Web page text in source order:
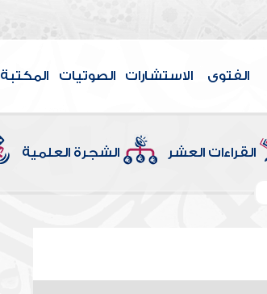
الفتوى الاستشارات الصوتيات المكتبة
القراءات العشر الشجرة العلمية